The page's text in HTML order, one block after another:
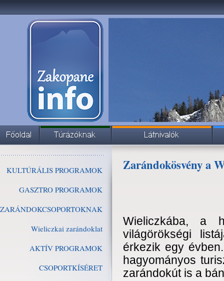
KULTÚRÁLIS PROGRAMOK
GASZTRO PROGRAMOK
ZARÁNDOKCSOPORTOKNAK
Wieliczkai zarándoklat
AKTÍV PROGRAMOK
CSOPORTKÍSÉRET
Zarándokösvény a
Wieliczkába, a
világörökségi
érkezik egy
hagyományos
zarándokút is a